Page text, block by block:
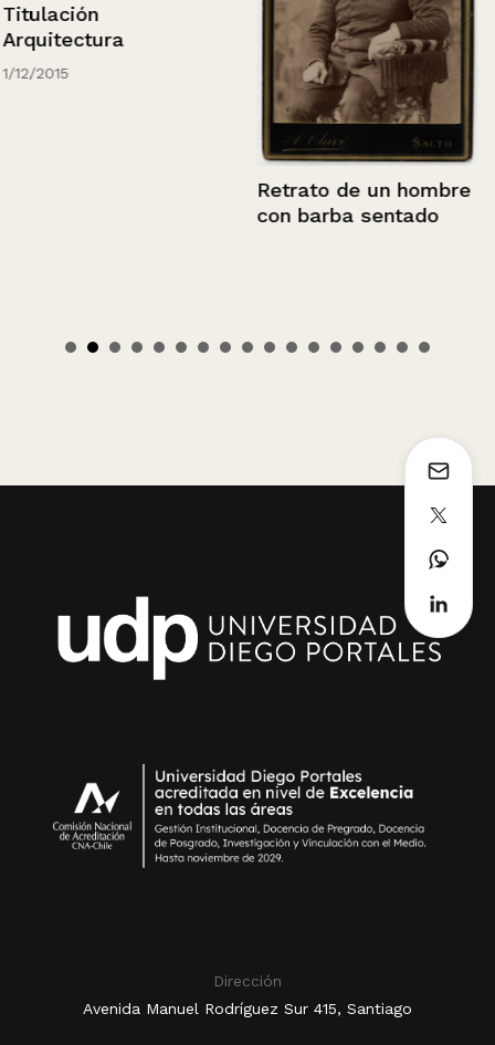
Titulación
Arquitectura
1/12/2015
Retrato de un hombre
con barba sentado
Dirección
Avenida Manuel Rodríguez Sur 415, Santiago